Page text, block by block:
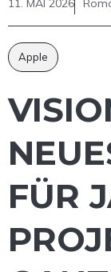
11. MAI 2026
Apple
FÜR